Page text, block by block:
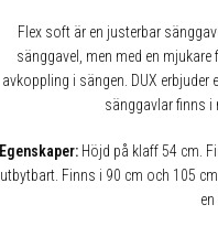
Flex soft är en justerbar
sänggavel, men med en
avkoppling i sängen. DUX
sänggavlar finns i
Egenskaper: Höjd på klaff 54 cm.
utbytbart. Finns i 90 cm och 105